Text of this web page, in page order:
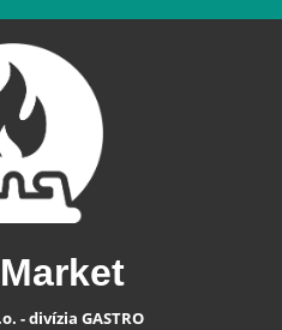
Market
- divízia GASTRO